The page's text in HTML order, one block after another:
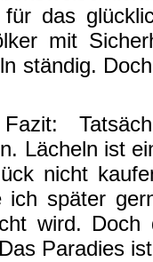
für das
mit
ständig.
Lächeln ist
nicht
ich später
wird.
Paradies